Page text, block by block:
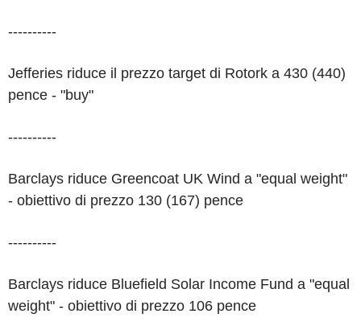
----------
Jefferies riduce il prezzo target di Rotork a 430 (440)
pence - "buy"
----------
Barclays riduce Greencoat UK Wind a "equal weight"
- obiettivo di prezzo 130 (167) pence
----------
Barclays riduce Bluefield Solar Income Fund a "equal
weight" - obiettivo di prezzo 106 pence